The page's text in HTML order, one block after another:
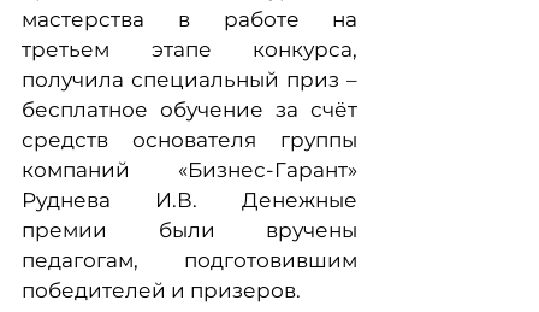
мастерства в работе на
третьем этапе конкурса,
получила специальный приз –
бесплатное обучение за счёт
средств основателя группы
компаний «Бизнес-Гарант»
Руднева И.В. Денежные
премии были вручены
педагогам, подготовившим
победителей и призеров.